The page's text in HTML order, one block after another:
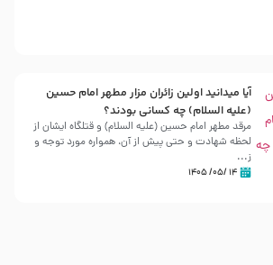
آیا میدانید اولین زائران مزار مطهر امام حسین
(علیه السلام) چه کسانی بودند؟
مرقد مطهر امام حسین (علیه السلام) و قتلگاه ایشان از
لحظه شهادت و حتی پیش از آن، همواره مورد توجه و
ز...
۱۴ /۰۵/ ۱۴۰۵